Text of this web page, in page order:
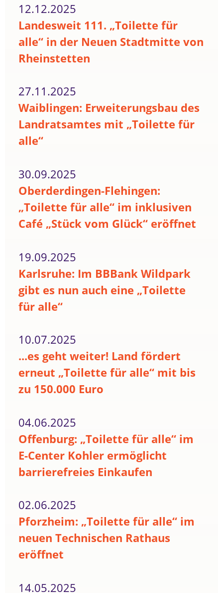
12.12.2025
Landesweit 111. „Toilette für
alle“ in der Neuen Stadtmitte von
Rheinstetten
27.11.2025
Waiblingen: Erweiterungsbau des
Landratsamtes mit „Toilette für
alle“
30.09.2025
Oberderdingen-Flehingen:
„Toilette für alle“ im inklusiven
Café „Stück vom Glück“ eröffnet
19.09.2025
Karlsruhe: Im BBBank Wildpark
gibt es nun auch eine „Toilette
für alle“
10.07.2025
...es geht weiter! Land fördert
erneut „Toilette für alle“ mit bis
zu 150.000 Euro
04.06.2025
Offenburg: „Toilette für alle“ im
E-Center Kohler ermöglicht
barrierefreies Einkaufen
02.06.2025
Pforzheim: „Toilette für alle“ im
neuen Technischen Rathaus
eröffnet
14.05.2025